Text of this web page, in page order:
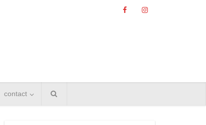
contact